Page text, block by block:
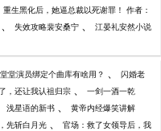
重生黑化后，她逼总裁以死谢罪！ 作者：
、 失效攻略裴安桑宁 、 江晏礼安然小说
堂演员绑定个曲库有啥用？ 、 闪婚老
，还让我认祖归宗 、 一剑一酒一乾
浅星语的新书 、 黄帝内经爆笑讲解
先斩白月光 、 官场：救了女领导后，我